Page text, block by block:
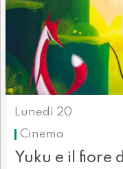
Lunedì 20
Cinema
Yuku e il fiore